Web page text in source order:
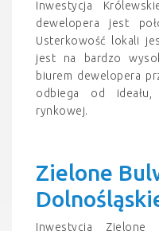
Inwestycja
dewelopera jest
Usterkowość lokali
jest na bardzo
biurem dewelopera
odbiega od
rynkowej.
Zielone
Inwestycja Zielone